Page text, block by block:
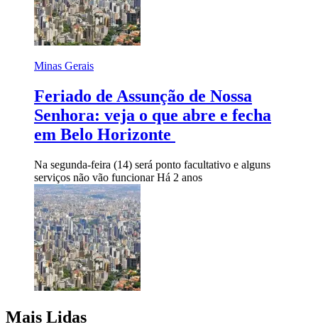
Minas Gerais
Feriado de Assunção de Nossa
Senhora: veja o que abre e fecha
em Belo Horizonte
Na segunda-feira (14) será ponto facultativo e alguns
serviços não vão funcionarHá 2 anos
Mais Lidas